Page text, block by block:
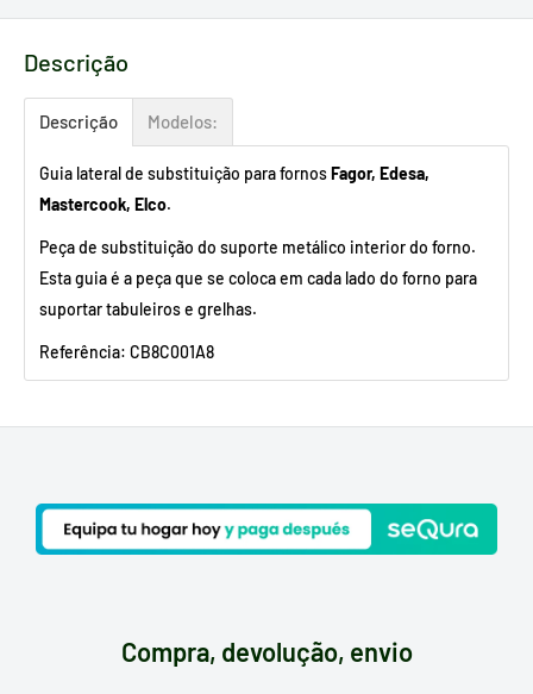
Descrição
Descrição Modelos:
Guia lateral de substituição para fornosFagor, Edesa,
Mastercook, Elco.
Peça de substituição do suporte metálico interior do forno.
Esta guia é a peça que se coloca em cada lado do forno para
suportar tabuleiros e grelhas.
Referência: CB8C001A8
Compra, devolução, envio